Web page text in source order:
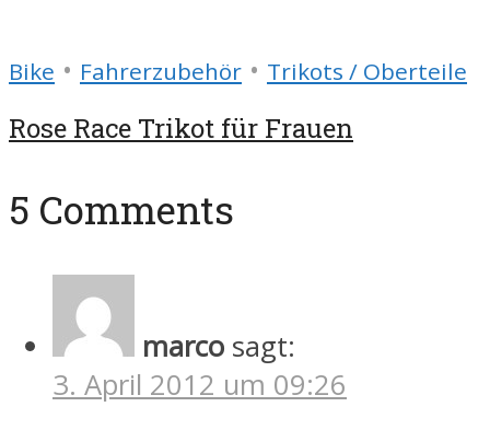
Bike • Fahrerzubehör • Trikots / Oberteile
Rose Race Trikot für Frauen
5 Comments
marco sagt:
3. April 2012 um 09:26